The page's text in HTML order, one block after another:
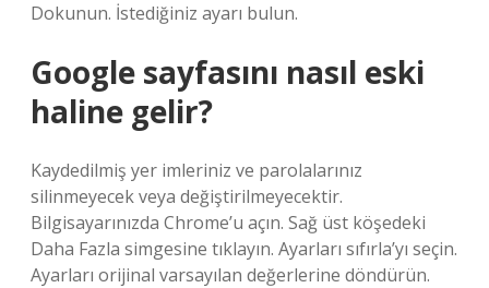
Dokunun. İstediğiniz ayarı bulun.
Google sayfasını nasıl eski
haline gelir?
Kaydedilmiş yer imleriniz ve parolalarınız
silinmeyecek veya değiştirilmeyecektir.
Bilgisayarınızda Chrome’u açın. Sağ üst köşedeki
Daha Fazla simgesine tıklayın. Ayarları sıfırla’yı seçin.
Ayarları orijinal varsayılan değerlerine döndürün.